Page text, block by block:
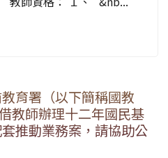
育署（以下簡稱國教
教師辦理十二年國民基
推動業務案，請協助公